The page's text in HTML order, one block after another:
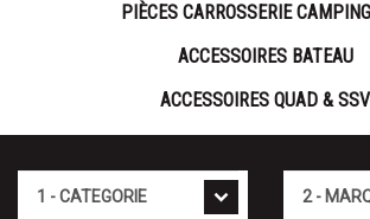
PIÈCES CARROSSERIE
ACCESSOIRES BATEAU
ACCESSOIRES QUAD & SSV